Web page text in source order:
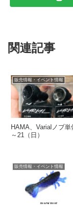
関連記事
販売情報・イベント情報
HAMA、Varialノブ
～21（日）
販売情報・イベント情報